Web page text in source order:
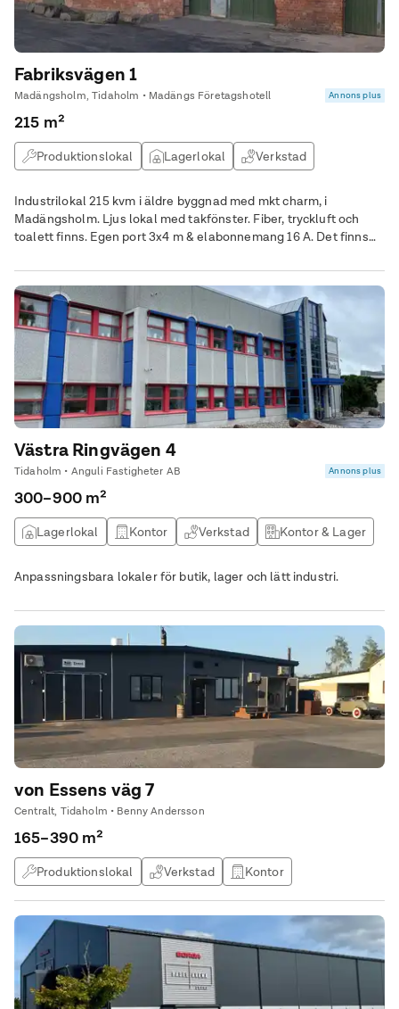
Fabriksvägen 1
Madängsholm, Tidaholm • Madängs Företagshotell Annons plus
215 m²
Produktionslokal Lagerlokal Verkstad
Industrilokal 215 kvm i äldre byggnad med mkt charm, i
Madängsholm. Ljus lokal med takfönster. Fiber, tryckluft och
toalett finns. Egen port 3x4 m & elabonnemang 16 A. Det finns
så önskas.
Västra Ringvägen 4
Tidaholm • Anguli Fastigheter AB Annons plus
300–900 m²
Lagerlokal Kontor Verkstad Kontor & Lager
Anpassningsbara lokaler för butik, lager och lätt industri.
von Essens väg 7
Centralt, Tidaholm • Benny Andersson
165–390 m²
Produktionslokal Verkstad
Kontor
Butikslokal